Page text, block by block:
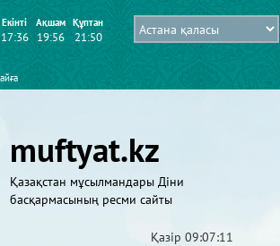
Екінті
17:36
Ақшам
19:56
Құптан
21:50
muftyat.kz
Қазақстан мұсылмандары Діни
басқармасының ресми сайты
Қазір 09:07:14